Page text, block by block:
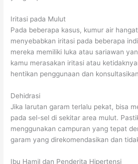
Iritasi pada Mulut
Pada beberapa kasus, kumur air
menyebabkan iritasi pada beberapa
mereka memiliki luka atau sariawan
kamu merasakan iritasi atau
hentikan penggunaan dan
Dehidrasi
Jika larutan garam terlalu pekat, bisa
pada sel-sel di sekitar area mulut.
menggunakan campuran yang tepat
garam yang direkomendasikan dan
Ibu Hamil dan Penderita Hipertensi